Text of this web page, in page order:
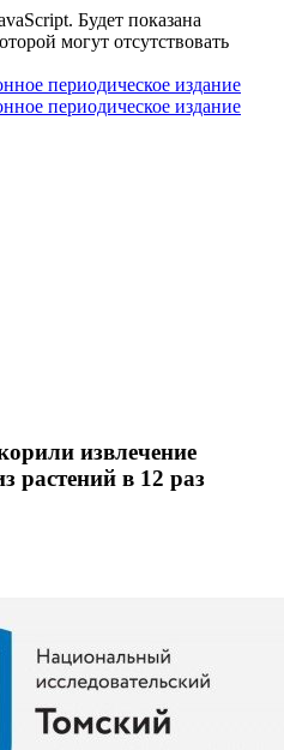
Будет показана
могут отсутствовать
извлечение
растений в 12 раз